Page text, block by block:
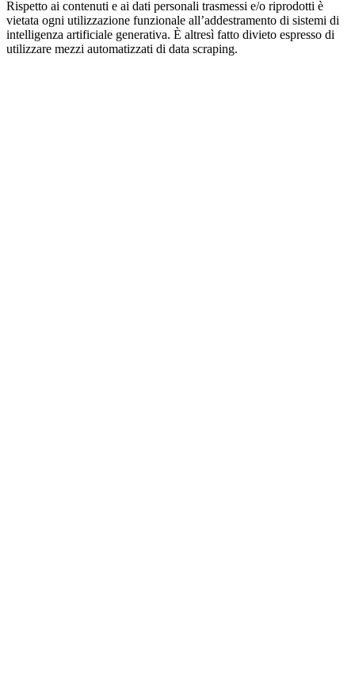
Rispetto ai contenuti e ai dati personali trasmessi e/o riprodotti è
vietata ogni utilizzazione funzionale all’addestramento di sistemi di
intelligenza artificiale generativa. È altresì fatto divieto espresso di
utilizzare mezzi automatizzati di data scraping.